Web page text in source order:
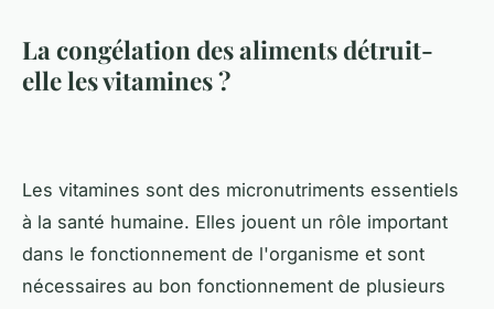
La congélation des aliments détruit-
elle les vitamines ?
Les vitamines sont des micronutriments essentiels
à la santé humaine. Elles jouent un rôle important
dans le fonctionnement de l'organisme et sont
nécessaires au bon fonctionnement de plusieurs